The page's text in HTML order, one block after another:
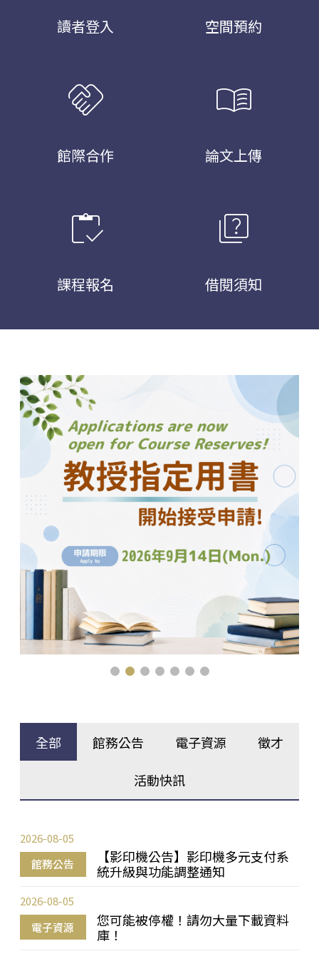
讀者登入 空間預約
handshake
館際合作
menu_book
論文上傳
inventory
課程報名
quiz
借閱須知
全部 館務公告 電子資源 徵才
活動快訊
館務公告
【影印機公告】影印機多元支付系
統升級與功能調整通知
2026-08-05
電子資源
您可能被停權！請勿大量下載資料
庫！
2026-08-05